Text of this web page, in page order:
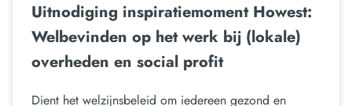
Uitnodiging inspiratiemoment Howest:
Welbevinden op het werk bij (lokale)
overheden en social profit
Dient het welzijnsbeleid om iedereen gezond en